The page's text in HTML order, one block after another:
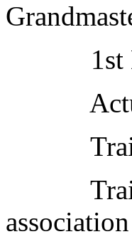
1st
Trainer
Trainer